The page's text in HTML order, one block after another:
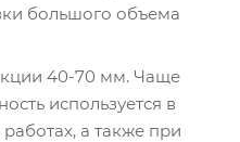
большого объема
40-70 мм. Чаще
используется в
а также при